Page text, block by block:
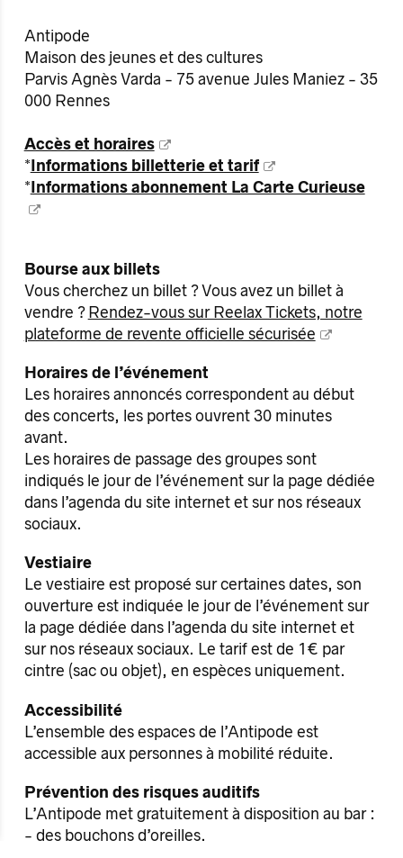
Antipode
Maison des jeunes et des cultures
Parvis Agnès Varda - 75 avenue Jules Maniez - 35
000 Rennes
Accès et horaires
*Informations billetterie et tarif
*Informations abonnement La Carte Curieuse
Bourse aux billets
Vous cherchez un billet ? Vous avez un billet à
vendre ? Rendez-vous sur Reelax Tickets, notre
plateforme de revente officielle sécurisée
Horaires de l’événement
Les horaires annoncés correspondent au début
des concerts, les portes ouvrent 30 minutes
avant.
Les horaires de passage des groupes sont
indiqués le jour de l’événement sur la page dédiée
dans l’agenda du site internet et sur nos réseaux
sociaux.
Vestiaire
Le vestiaire est proposé sur certaines dates, son
ouverture est indiquée le jour de l’événement sur
la page dédiée dans l’agenda du site internet et
sur nos réseaux sociaux. Le tarif est de 1€ par
cintre (sac ou objet), en espèces uniquement.
Accessibilité
L’ensemble des espaces de l’Antipode est
accessible aux personnes à mobilité réduite.
Prévention des risques auditifs
L’Antipode met gratuitement à disposition au bar :
- des bouchons d’oreilles,